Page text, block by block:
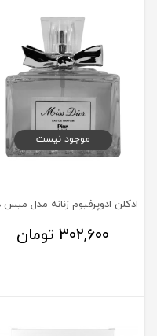
موجود نیست
302,600تومان